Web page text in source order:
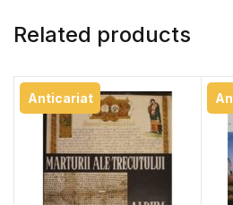
Related products
Anticariat